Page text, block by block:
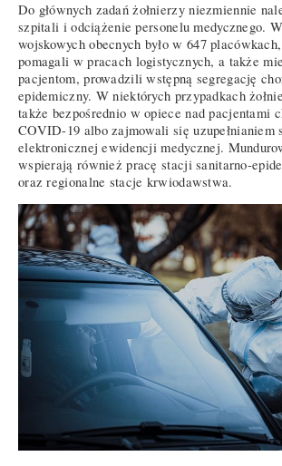
Do głównych zadań żołnierzy niezmiennie
szpitali i odciążenie personelu medycznego.
wojskowych obecnych było w 647
pomagali w pracach logistycznych, a także
pacjentom, prowadzili wstępną segregację
epidemiczny. W niektórych przypadkach
także bezpośrednio w opiece nad pacjentami
COVID-19 albo zajmowali się uzupełnianiem
elektronicznej ewidencji medycznej.
wspierają również pracę stacji sanitarno-
oraz regionalne stacje krwiodawstwa.